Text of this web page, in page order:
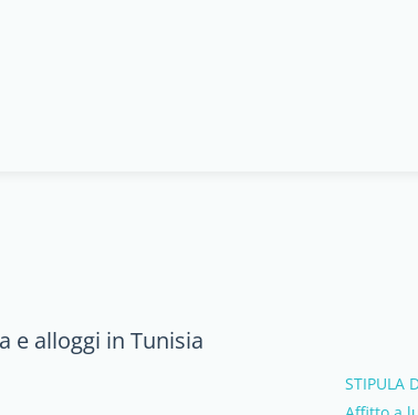
e alloggi in Tunisia
STIPULA